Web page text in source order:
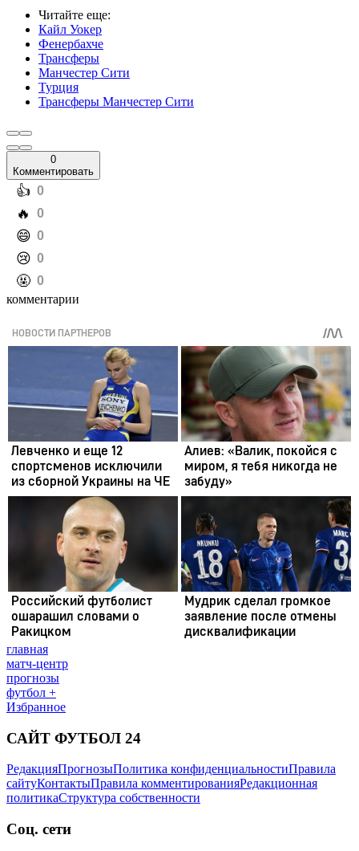
Читайте еще:
Кайл Уокер
Фенербахче
Трансферы
Манчестер Сити
Турция
Трансферы Манчестер Сити
0
Комментировать
️👍 0
️🔥 0
️😄 0
️😢 0
️🤬 0
комментарии
главная
матч-центр
прогнозы
футбол +
Избранное
САЙТ ФУТБОЛ 24
РедакцияПрогнозыПолитика конфиденциальностиПравила
сайтуКонтактыПравила комментированияРедакционная
политикаСтруктура собственности
Соц. сети